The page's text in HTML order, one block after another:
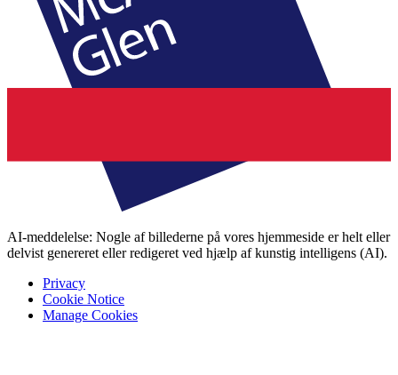
AI-meddelelse: Nogle af billederne på vores hjemmeside er helt eller
delvist genereret eller redigeret ved hjælp af kunstig intelligens (AI).
Privacy
Cookie Notice
Manage Cookies